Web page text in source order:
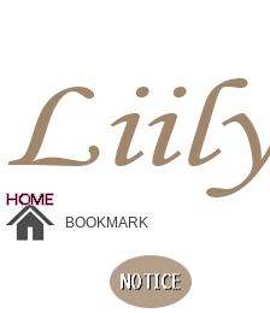
BOOKMARK